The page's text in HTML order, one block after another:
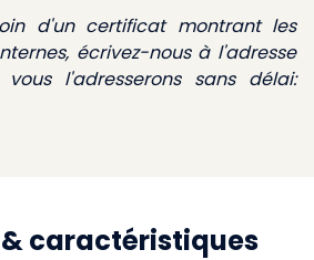
d'un certificat montrant les
écrivez-nous à l'adresse
l'adresserons sans délai:
caractéristiques